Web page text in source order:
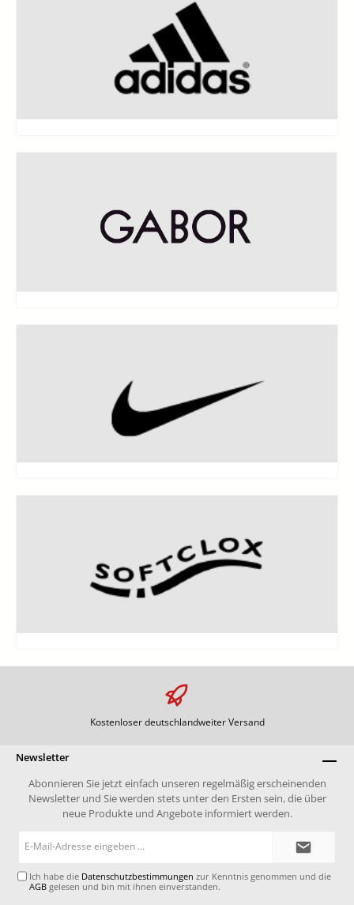
Kostenloser deutschlandweiter Versand
Newsletter
Abonnieren Sie jetzt einfach unseren regelmäßig erscheinenden
Newsletter und Sie werden stets unter den Ersten sein, die über
neue Produkte und Angebote informiert werden.
Ich habe die Datenschutzbestimmungen zur Kenntnis genommen und die
AGB gelesen und bin mit ihnen einverstanden.